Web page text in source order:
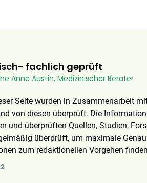
fachlich geprüft
Anne Austin, Medizinischer Berater
Seite wurden in Zusammenarbeit
von diesen überprüft. Die
und überprüften Quellen, Studien,
überprüft, um maximale
zum redaktionellen Vorgehen